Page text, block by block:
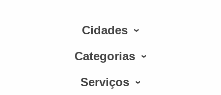
Cidades
Categorias
Serviços